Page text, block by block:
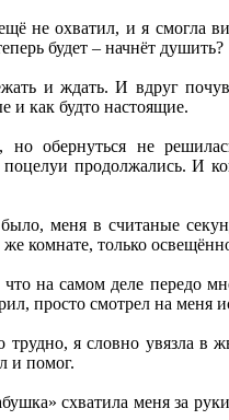
не охватил, и я смогла
будет – начнёт душить?
и ждать. И вдруг
и как будто настоящие.
но обернуться не
поцелуи продолжались. И
меня в считаные
же комнате, только
что на самом деле передо
просто смотрел на меня
трудно, я словно увязла в
и помог.
схватила меня за